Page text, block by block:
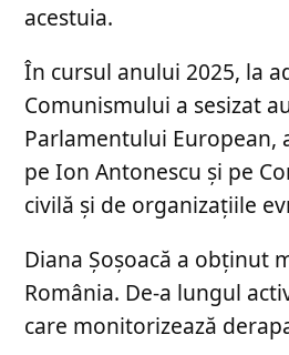
acestuia.
În cursul anului 2025, la
Comunismului a sesizat
Parlamentului European,
pe Ion Antonescu și pe
civilă și de organizațiile
Diana Șoșoacă a obținut
România. De-a lungul
care monitorizează